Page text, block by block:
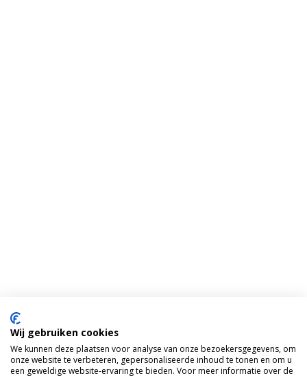
Wij gebruiken cookies
We kunnen deze plaatsen voor analyse van onze bezoekersgegevens, om
onze website te verbeteren, gepersonaliseerde inhoud te tonen en om u
een geweldige website-ervaring te bieden. Voor meer informatie over de